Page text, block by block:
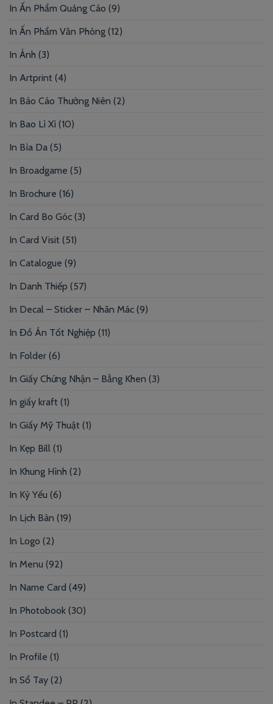
In Ấn Phẩm Quảng Cáo (9)
In Ấn Phẩm Văn Phòng (12)
In Ảnh (3)
In Artprint (4)
In Báo Cáo Thường Niên (2)
In Bao Lì Xì (10)
In Bìa Da (5)
In Broadgame (5)
In Brochure (16)
In Card Bo Góc (3)
In Card Visit (51)
In Catalogue (9)
In Danh Thiếp (57)
In Decal – Sticker – Nhãn Mác (9)
In Đồ Án Tốt Nghiệp (11)
In Folder (6)
In Giấy Chứng Nhận – Bằng Khen (3)
In giấy kraft (1)
In Giấy Mỹ Thuật (1)
In Kẹp Bill (1)
In Khung Hình (2)
In Kỷ Yếu (6)
In Lịch Bàn (19)
In Logo (2)
In Menu (92)
In Name Card (49)
In Photobook (30)
In Postcard (1)
In Profile (1)
In Sổ Tay (2)